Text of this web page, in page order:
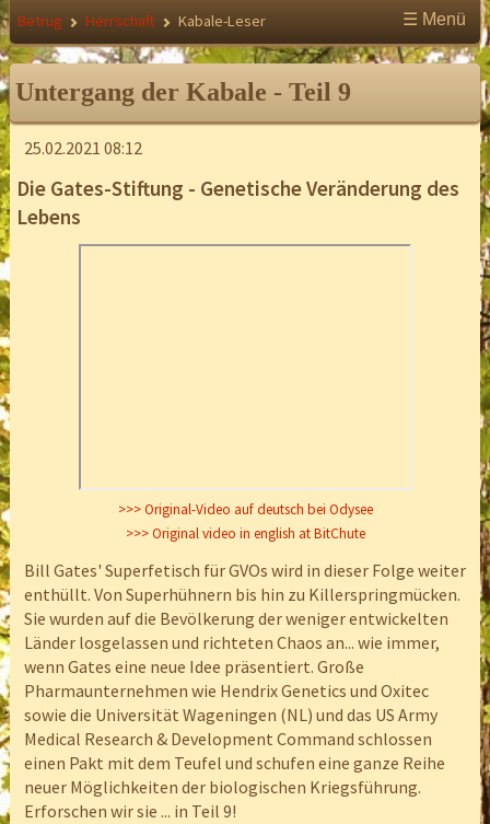
Betrug Herrschaft Kabale-Leser ☰ Menü
Untergang der Kabale - Teil 9
25.02.2021 08:12
Die Gates-Stiftung - Genetische Veränderung des
Lebens
>>> Original-Video auf deutsch bei Odysee
>>> Original video in english at BitChute
Bill Gates' Superfetisch für GVOs wird in dieser Folge weiter
enthüllt. Von Superhühnern bis hin zu Killerspringmücken.
Sie wurden auf die Bevölkerung der weniger entwickelten
Länder losgelassen und richteten Chaos an... wie immer,
wenn Gates eine neue Idee präsentiert. Große
Pharmaunternehmen wie Hendrix Genetics und Oxitec
sowie die Universität Wageningen (NL) und das US Army
Medical Research & Development Command schlossen
einen Pakt mit dem Teufel und schufen eine ganze Reihe
neuer Möglichkeiten der biologischen Kriegsführung.
Erforschen wir sie ... in Teil 9!